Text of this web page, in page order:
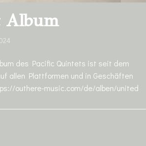
Album
des Pacific Quintets ist seit dem
allen Plattformen und in Geschäften
outhere-music.com/de/alben/united